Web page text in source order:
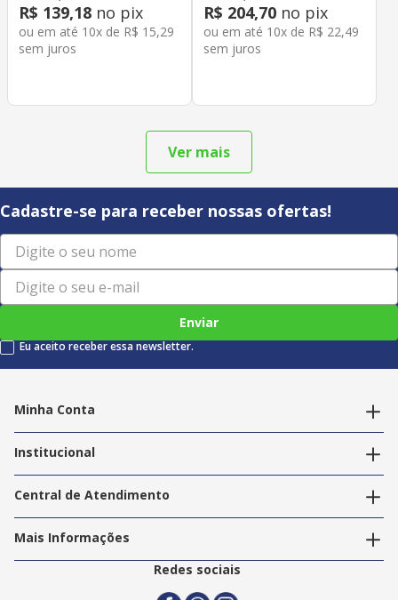
R$ 139,18 no pix
ou em até 10x de R$ 15,29
sem juros
R$ 204,70 no pix
ou em até 10x de R$ 22,49
sem juros
Cadastre-se para receber nossas ofertas!
Enviar
Eu aceito receber essa newsletter.
Minha Conta
Editar endereços
Institucional
Nossas Lojas
Trabalhe Conosco
Central de Atendimento
Política de Privacidade
Termos e Condições
Politica de Entrega
Mais Informações
2ª Via Nota Fiscal
Redes sociais